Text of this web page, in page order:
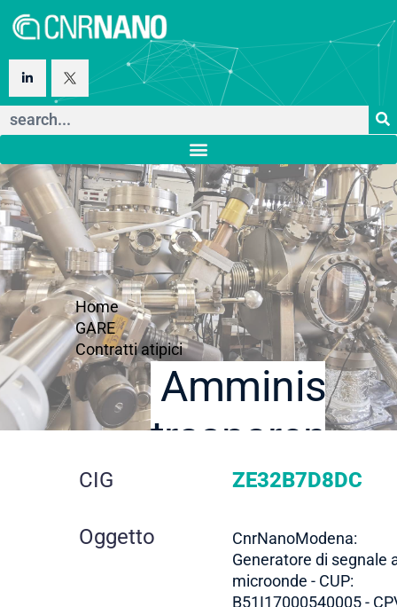
Home
GARE
Contratti atipici
trasparente
dettaglio
gara
CIG ZE32B7D8DC
Oggetto
CnrNanoModena:
Generatore di segnale
microonde - CUP:
B51I17000540005 -